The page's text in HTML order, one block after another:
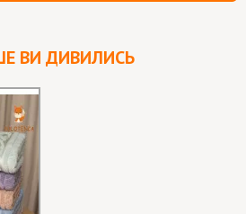
ВИ ДИВИЛИСЬ